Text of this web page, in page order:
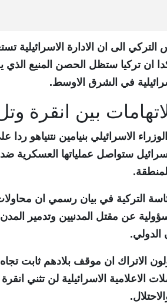
التركي الى ان الادارة
ان تركيا ستظل الحصن المنيع
في الشرق الاوسط.
بين انقرة
الاسرائيلي بنيامين نتنياهو
ستواصل عملياتها العسكرية
التركية في بيان رسمي ان
عن مقتل المدنيين وتدمير
الدولي.
الاتراك ان موقف بلادهم ثابت
الاعلامية الاسرائيلية لن تثني